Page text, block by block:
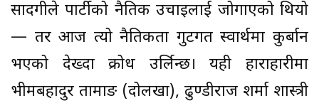
सादगीले पार्टीको नैतिक उचाइलाई जोगाएको थियो
— तर आज त्यो नैतिकता गुटगत स्वार्थमा कुर्बान
भएको देख्दा क्रोध उर्लिन्छ। यही हाराहारीमा
भीमबहादुर तामाङ (दोलखा), ढुण्डीराज शर्मा शास्त्री